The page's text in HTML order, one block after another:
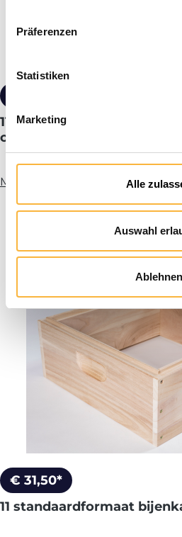
Präferenzen
Statistiken
Marketing
Alle
Auswahl
Ablehnen
11 standaardmaat
conisch
Meer informatie
Producthoeveelheid:
€ 31,50*
11 standaardformaat